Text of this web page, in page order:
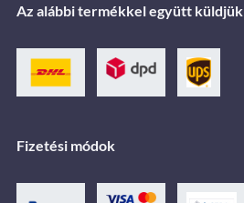
Az alábbi termékkel együtt küldjük
Fizetési módok